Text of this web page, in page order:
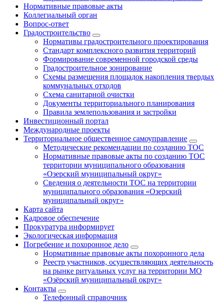
Нормативные правовые акты
Коллегиальный орган
Вопрос-ответ
Градостроительство
Нормативы градостроительного проектирования
Стандарт комплексного развития территорий
Формирование современной городской среды
Градостроительное зонирование
Схемы размещения площадок накопления твердых
коммунальных отходов
Схема санитарной очистки
Документы территориального планирования
Правила землепользования и застройки
Инвестиционный портал
Международные проекты
Территориальное общественное самоуправление
Методические рекомендации по созданию ТОС
Нормативные правовые акты по созданию ТОС
территории муниципального образования
«Озерский муниципальный округ»
Сведения о деятельности ТОС на территории
муниципального образования «Озерский
муниципальный округ»
Карта сайта
Кадровое обеспечение
Прокуратура информирует
Экологическая информация
Погребение и похоронное дело
Нормативные правовые акты похоронного дела
Реестр участников, осуществляющих деятельность
на рынке ритуальных услуг на территории МО
«Озёрский муниципальный округ»
Контакты
Телефонный справочник